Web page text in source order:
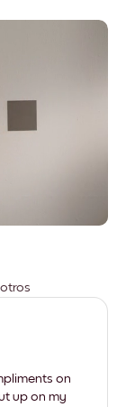
on
up on my